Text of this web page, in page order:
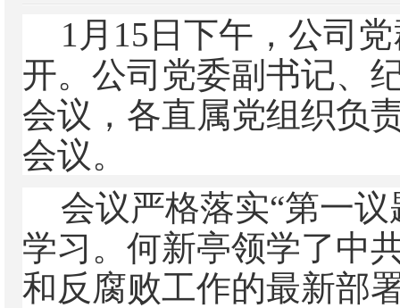
1月15日下午，公司
开。公司党委副书记、
会议，各直属党组织负
会议。
会议严格落实“第一
学习。何新亭领学了中
和反腐败工作的最新部